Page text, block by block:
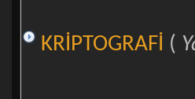
KRİPTOGRAFİ (